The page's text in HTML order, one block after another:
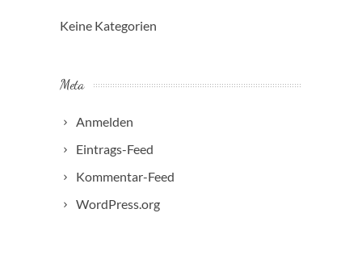
Keine Kategorien
Meta
Anmelden
Eintrags-Feed
Kommentar-Feed
WordPress.org